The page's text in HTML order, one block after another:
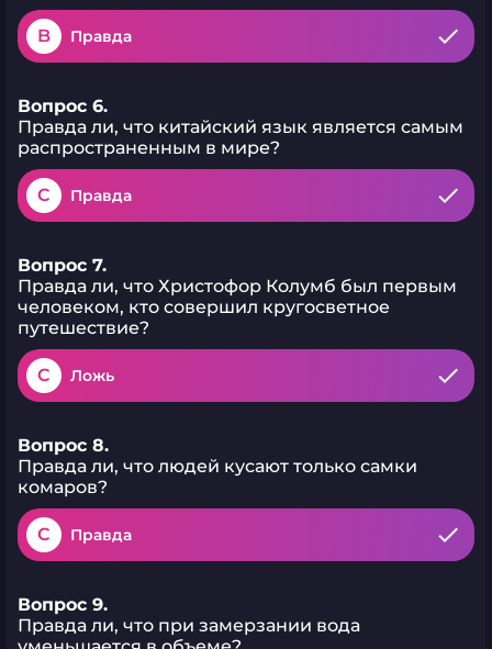
B Правда
Вопрос 6.
Правда ли, что китайский язык является самым
распространенным в мире?
C Правда
Вопрос 7.
Правда ли, что Христофор Колумб был первым
человеком, кто совершил кругосветное
путешествие?
C Ложь
Вопрос 8.
Правда ли, что людей кусают только самки
комаров?
C Правда
Вопрос 9.
Правда ли, что при замерзании вода